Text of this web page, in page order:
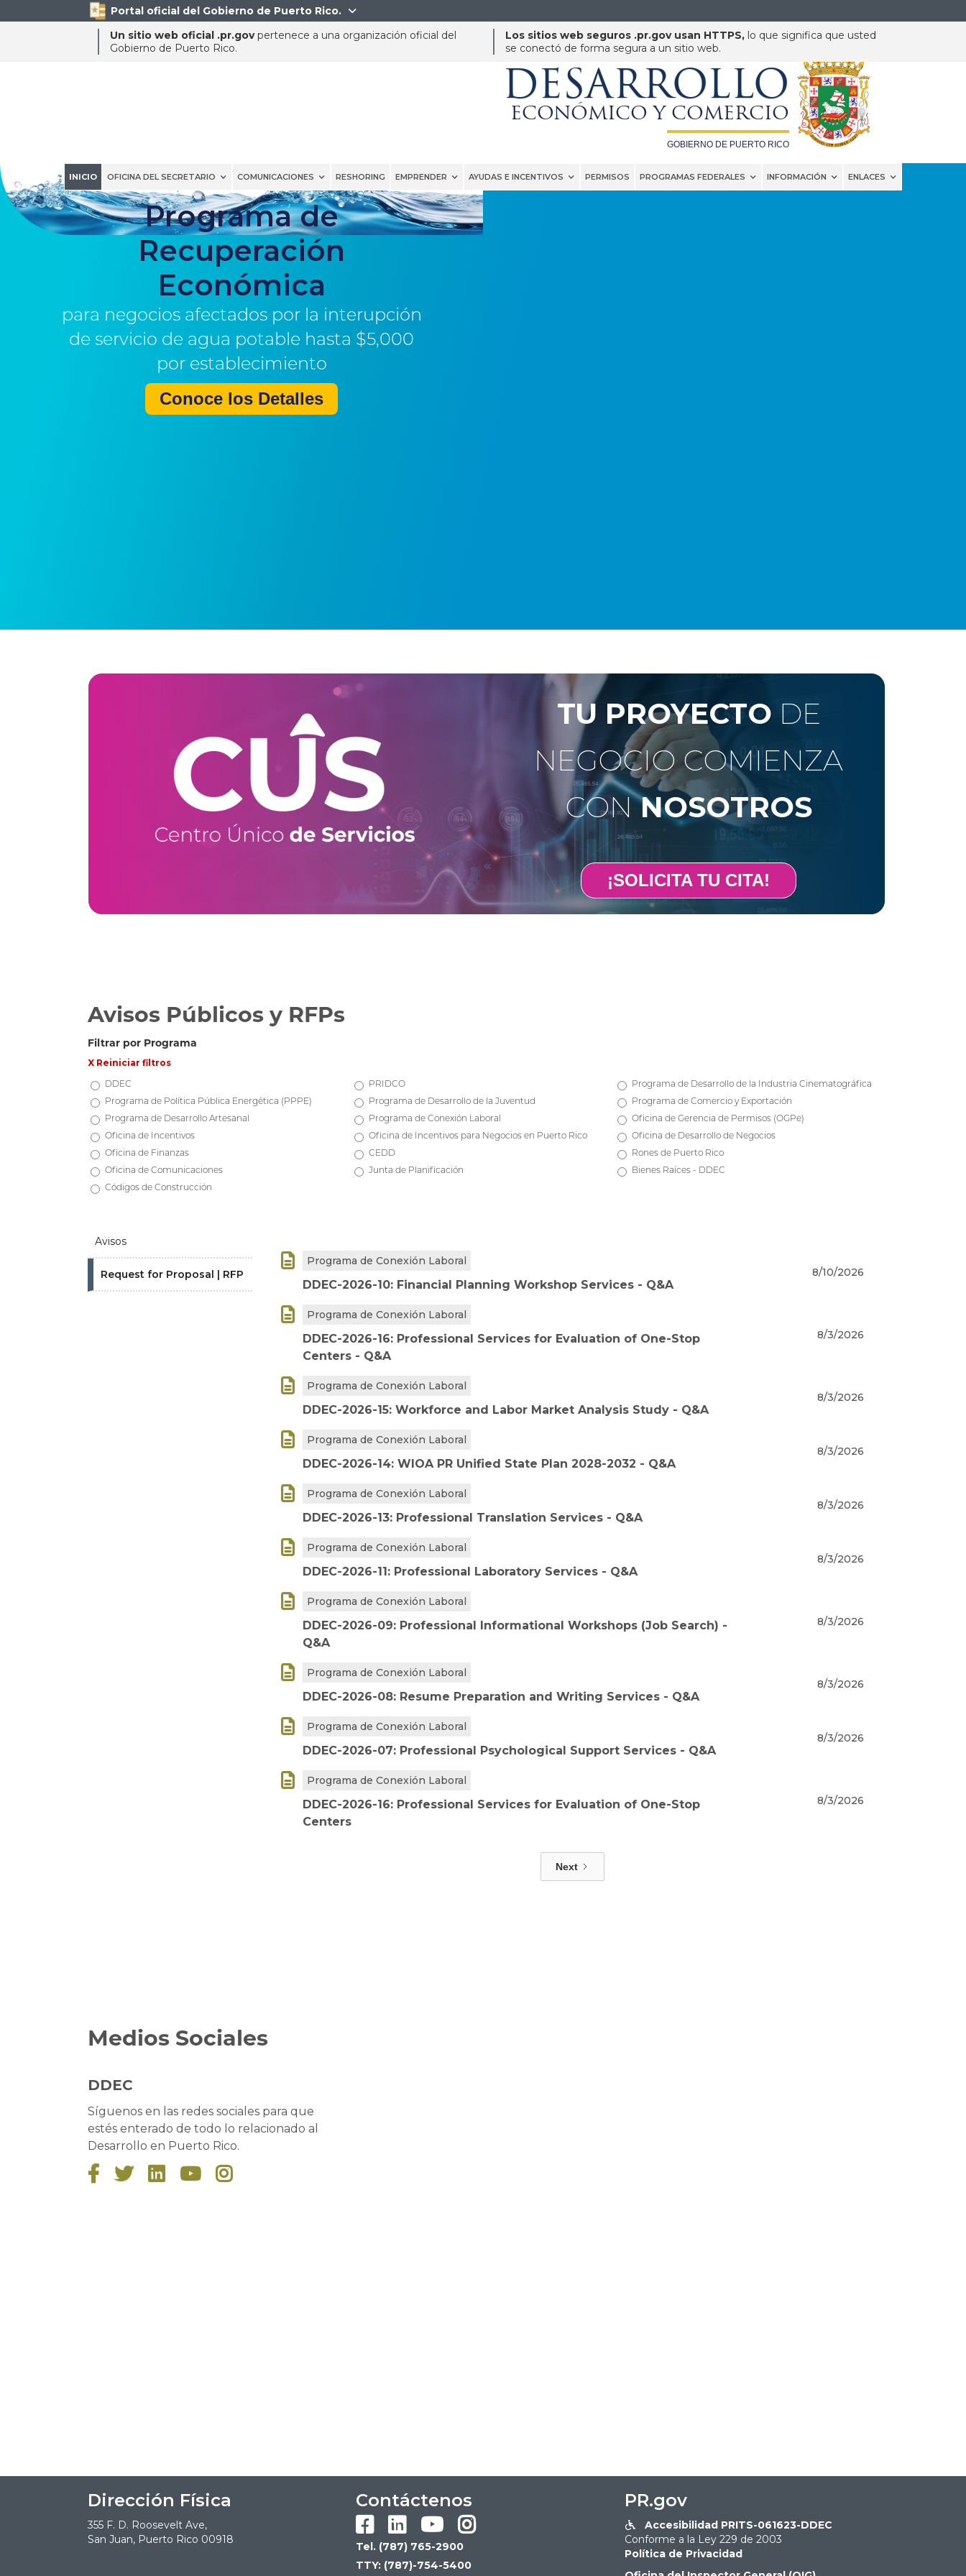
Portal oficial del Gobierno de Puerto Rico. 
Un sitio web oficial .pr.govpertenece a una organización oficial del
Gobierno de Puerto Rico.
Los sitios web seguros .pr.gov usan HTTPS, lo que significa que usted
se conectó de forma segura a un sitio web.DEPARTAMENTO DE
DESARROLLO
ECONÓMICO Y COMERCIO
GOBIERNO DE PUERTO RICO
INICIO OFICINA DEL SECRETARIO COMUNICACIONES RESHORING EMPRENDER AYUDAS E INCENTIVOS PERMISOS PROGRAMAS FEDERALES INFORMACIÓN ENLACES
Programa de
Recuperación
Económica
para negocios afectados por la interupción
de servicio de agua potable hasta $5,000
por establecimiento
Conoce los Detalles
TU PROYECTO DE
NEGOCIO COMIENZA
CONNOSOTROS
¡SOLICITA TU CITA!
Avisos Públicos y RFPs
Filtrar por Programa
X Reiniciar filtros
DDEC
PRIDCO
Programa de Desarrollo de la Industria Cinematográfica
Programa de Política Pública Energética (PPPE)
Programa de Desarrollo de la Juventud
Programa de Comercio y Exportación
Programa de Desarrollo Artesanal
Programa de Conexión Laboral
Oficina de Gerencia de Permisos (OGPe)
Oficina de Incentivos
Oficina de Incentivos para Negocios en Puerto Rico
Oficina de Desarrollo de Negocios
Oficina de Finanzas
CEDD
Rones de Puerto Rico
Oficina de Comunicaciones
Junta de Planificación
Bienes Raíces - DDEC
Códigos de Construcción
Avisos
Request for Proposal | RFP
 Programa de Conexión Laboral
DDEC-2026-10: Financial Planning Workshop Services - Q&A
8/10/2026
 Programa de Conexión Laboral
DDEC-2026-16: Professional Services for Evaluation of One-Stop
Centers - Q&A
8/3/2026
 Programa de Conexión Laboral
DDEC-2026-15: Workforce and Labor Market Analysis Study - Q&A
8/3/2026
 Programa de Conexión Laboral
DDEC-2026-14: WIOA PR Unified State Plan 2028-2032 - Q&A
8/3/2026
 Programa de Conexión Laboral
DDEC-2026-13: Professional Translation Services - Q&A
8/3/2026
 Programa de Conexión Laboral
DDEC-2026-11: Professional Laboratory Services - Q&A
8/3/2026
 Programa de Conexión Laboral
DDEC-2026-09: Professional Informational Workshops (Job Search) -
Q&A
8/3/2026
 Programa de Conexión Laboral
DDEC-2026-08: Resume Preparation and Writing Services - Q&A
8/3/2026
 Programa de Conexión Laboral
DDEC-2026-07: Professional Psychological Support Services - Q&A
8/3/2026
 Programa de Conexión Laboral
DDEC-2026-16: Professional Services for Evaluation of One-Stop
Centers
8/3/2026
Next
Medios Sociales
DDEC
Síguenos en las redes sociales para que
estés enterado de todo lo relacionado al
Desarrollo en Puerto Rico.
    
Dirección Física
355 F. D. Roosevelt Ave,
San Juan, Puerto Rico 00918
Contáctenos

  
Tel. (787) 765-2900
TTY: (787)-754-5400
PR.gov

Accesibilidad PRITS-061623-DDEC
Conforme a la Ley 229 de 2003
Política de Privacidad